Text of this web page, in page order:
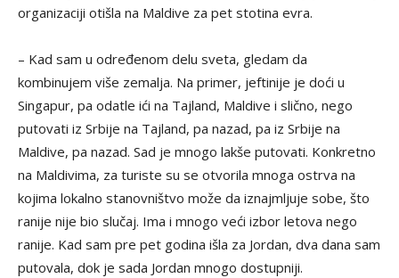
organizaciji otišla na Maldive za pet stotina evra.
– Kad sam u određenom delu sveta, gledam da
kombinujem više zemalja. Na primer, jeftinije je doći u
Singapur, pa odatle ići na Tajland, Maldive i slično, nego
putovati iz Srbije na Tajland, pa nazad, pa iz Srbije na
Maldive, pa nazad. Sad je mnogo lakše putovati. Konkretno
na Maldivima, za turiste su se otvorila mnoga ostrva na
kojima lokalno stanovništvo može da iznajmljuje sobe, što
ranije nije bio slučaj. Ima i mnogo veći izbor letova nego
ranije. Kad sam pre pet godina išla za Jordan, dva dana sam
putovala, dok je sada Jordan mnogo dostupniji.